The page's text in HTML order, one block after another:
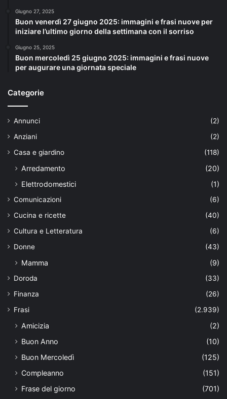
Giugno 27, 2025
Buon venerdì 27 giugno 2025: immagini e frasi nuove per
iniziare l’ultimo giorno della settimana con il sorriso
Giugno 25, 2025
Buon mercoledì 25 giugno 2025: immagini e frasi nuove
per augurare una giornata speciale
Categorie
Annunci
(2)
Anziani
(2)
Casa e giardino
(118)
Arredamento
(20)
Elettrodomestici
(1)
Comunicazioni
(6)
Cucina e ricette
(40)
Cultura e Letteratura
(6)
Donne
(43)
Mamma (9)
Doroda
(33)
Finanza
(26)
Frasi
(2.939)
Amicizia
(2)
Buon Anno
(10)
Buon Mercoledì
(125)
Compleanno
(151)
Frase del giorno
(701)